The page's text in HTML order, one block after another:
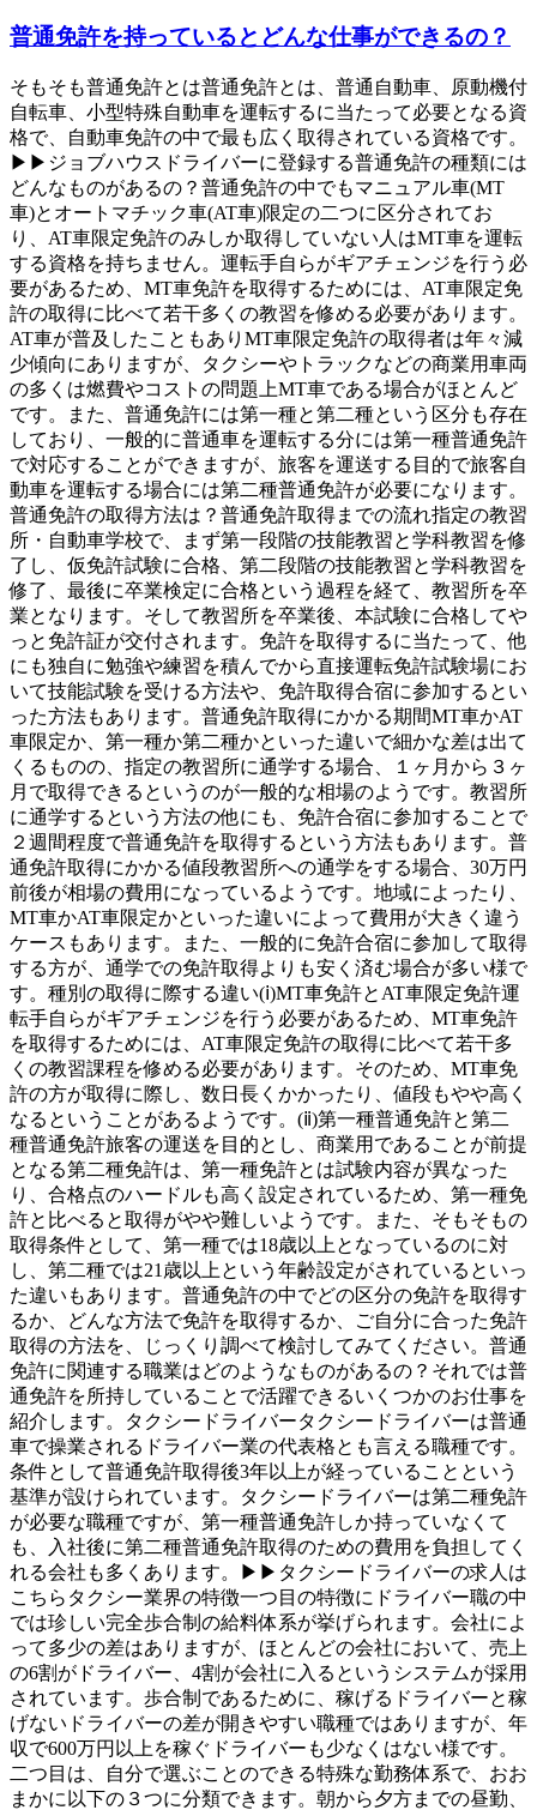
普通免許を持っているとどんな仕事ができるの？
そもそも普通免許とは普通免許とは、普通自動車、原動機付
自転車、小型特殊自動車を運転するに当たって必要となる資
格で、自動車免許の中で最も広く取得されている資格です。
▶▶ジョブハウスドライバーに登録する普通免許の種類には
どんなものがあるの？普通免許の中でもマニュアル車(MT
車)とオートマチック車(AT車)限定の二つに区分されてお
り、AT車限定免許のみしか取得していない人はMT車を運転
する資格を持ちません。運転手自らがギアチェンジを行う必
要があるため、MT車免許を取得するためには、AT車限定免
許の取得に比べて若干多くの教習を修める必要があります。
AT車が普及したこともありMT車限定免許の取得者は年々減
少傾向にありますが、タクシーやトラックなどの商業用車両
の多くは燃費やコストの問題上MT車である場合がほとんど
です。また、普通免許には第一種と第二種という区分も存在
しており、一般的に普通車を運転する分には第一種普通免許
で対応することができますが、旅客を運送する目的で旅客自
動車を運転する場合には第二種普通免許が必要になります。
普通免許の取得方法は？普通免許取得までの流れ指定の教習
所・自動車学校で、まず第一段階の技能教習と学科教習を修
了し、仮免許試験に合格、第二段階の技能教習と学科教習を
修了、最後に卒業検定に合格という過程を経て、教習所を卒
業となります。そして教習所を卒業後、本試験に合格してや
っと免許証が交付されます。免許を取得するに当たって、他
にも独自に勉強や練習を積んでから直接運転免許試験場にお
いて技能試験を受ける方法や、免許取得合宿に参加するとい
った方法もあります。普通免許取得にかかる期間MT車かAT
車限定か、第一種か第二種かといった違いで細かな差は出て
くるものの、指定の教習所に通学する場合、１ヶ月から３ヶ
月で取得できるというのが一般的な相場のようです。教習所
に通学するという方法の他にも、免許合宿に参加することで
２週間程度で普通免許を取得するという方法もあります。普
通免許取得にかかる値段教習所への通学をする場合、30万円
前後が相場の費用になっているようです。地域によったり、
MT車かAT車限定かといった違いによって費用が大きく違う
ケースもあります。また、一般的に免許合宿に参加して取得
する方が、通学での免許取得よりも安く済む場合が多い様で
す。種別の取得に際する違い(ⅰ)MT車免許とAT車限定免許運
転手自らがギアチェンジを行う必要があるため、MT車免許
を取得するためには、AT車限定免許の取得に比べて若干多
くの教習課程を修める必要があります。そのため、MT車免
許の方が取得に際し、数日長くかかったり、値段もやや高く
なるということがあるようです。(ⅱ)第一種普通免許と第二
種普通免許旅客の運送を目的とし、商業用であることが前提
となる第二種免許は、第一種免許とは試験内容が異なった
り、合格点のハードルも高く設定されているため、第一種免
許と比べると取得がやや難しいようです。また、そもそもの
取得条件として、第一種では18歳以上となっているのに対
し、第二種では21歳以上という年齢設定がされているといっ
た違いもあります。普通免許の中でどの区分の免許を取得す
るか、どんな方法で免許を取得するか、ご自分に合った免許
取得の方法を、じっくり調べて検討してみてください。普通
免許に関連する職業はどのようなものがあるの？それでは普
通免許を所持していることで活躍できるいくつかのお仕事を
紹介します。タクシードライバータクシードライバーは普通
車で操業されるドライバー業の代表格とも言える職種です。
条件として普通免許取得後3年以上が経っていることという
基準が設けられています。タクシードライバーは第二種免許
が必要な職種ですが、第一種普通免許しか持っていなくて
も、入社後に第二種普通免許取得のための費用を負担してく
れる会社も多くあります。▶▶タクシードライバーの求人は
こちらタクシー業界の特徴一つ目の特徴にドライバー職の中
では珍しい完全歩合制の給料体系が挙げられます。会社によ
って多少の差はありますが、ほとんどの会社において、売上
の6割がドライバー、4割が会社に入るというシステムが採用
されています。歩合制であるために、稼げるドライバーと稼
げないドライバーの差が開きやすい職種ではありますが、年
収で600万円以上を稼ぐドライバーも少なくはない様です。
二つ目は、自分で選ぶことのできる特殊な勤務体系で、おお
まかに以下の３つに分類できます。朝から夕方までの昼勤、